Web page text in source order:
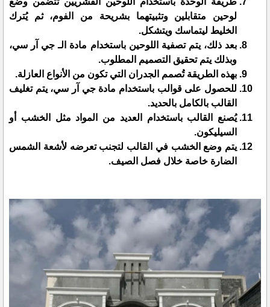
لوحين متقابلين وتثبيتهما بشريحة من الفوم، ثم يُترك
الخليط ليتماسك ويتشكل.
بعد ذلك، يتم تصفية اللوحين باستخدام مادة الـ جي آر سي،
وبذلك يتم تحقيق التصميم المطلوب.
بهذه الطريقة تُصمم الجدران التي تكون من الأنواع العازلة.
للحصول على قوالب باستخدام مادة جي آر سي، يتم تغليف
القالب بالكامل بالحديد.
يُصنع القالب باستخدام العديد من المواد مثل الخشب أو
السيليكون.
يتم وضع الخشب في القالب لتجنب تعرضه لأشعة الشمس
الضارة خاصة خلال فصل الصيف.